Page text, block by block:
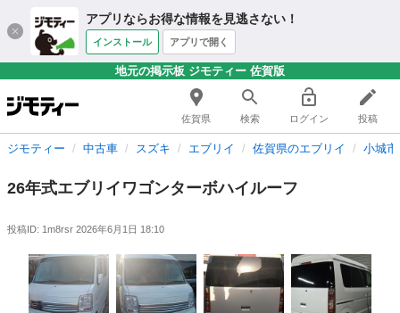
アプリならお得な情報を見逃さない！
インストール アプリで開く
地元の掲示板 ジモティー 佐賀版
佐賀県 検索 ログイン 投稿
ジモティー 中古車 スズキ エブリイ 佐賀県のエブリイ 小城
26年式エブリイワゴンターボハイルーフ
投稿ID: 1m8rsr 2026年6月1日 18:10